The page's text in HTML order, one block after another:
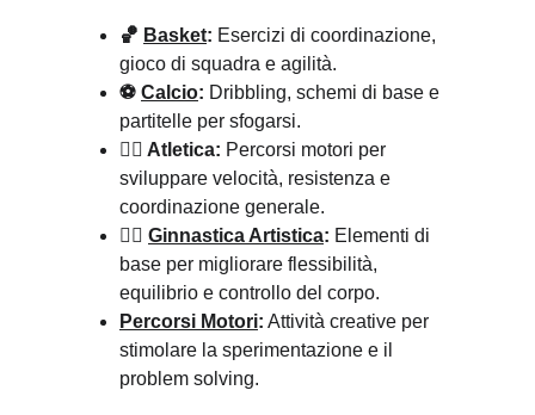
🏀 Basket: Esercizi di coordinazione,
gioco di squadra e agilità.
⚽ Calcio: Dribbling, schemi di base e
partitelle per sfogarsi.
🏃‍♂️ Atletica: Percorsi motori per
sviluppare velocità, resistenza e
coordinazione generale.
🤸‍♀️ Ginnastica Artistica: Elementi di
base per migliorare flessibilità,
equilibrio e controllo del corpo.
Percorsi Motori: Attività creative per
stimolare la sperimentazione e il
problem solving.